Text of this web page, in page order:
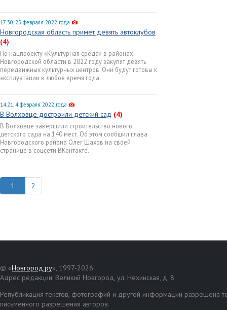
17:30, 25 февраля 2022 года
Новгородская область примет девять автоклубов
(4)
По нацпроекту «Культурная среда» в районах
Новгородской области в 2022 году закупят девять
передвижных культурных центров. Они будут готовы к
эксплуатации в любое время года.
14:21, 4 февраля 2022 года
В Волховце достроили детский сад (4)
В Волховце завершили строительство нового
детского сада на 140 мест. Об этом сообщил глава
Новгородского района Олег Шахов на своей
странице в соцсети ВКонтакте.
2
© «Новгород.ру», 1997-2026.
Адрес редакции: Великий Новгород, ул. Нехинская, д. 8
Републикация текстов, фотографий и другой информации разрешена
письменного разрешения авторов.